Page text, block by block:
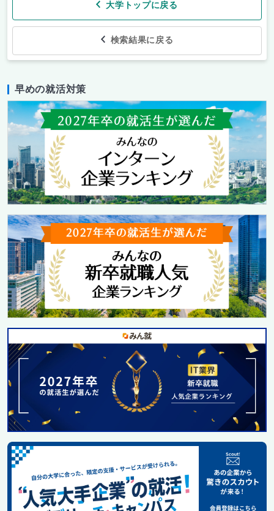
大学トップに戻る
検索結果に戻る
早めの就活対策